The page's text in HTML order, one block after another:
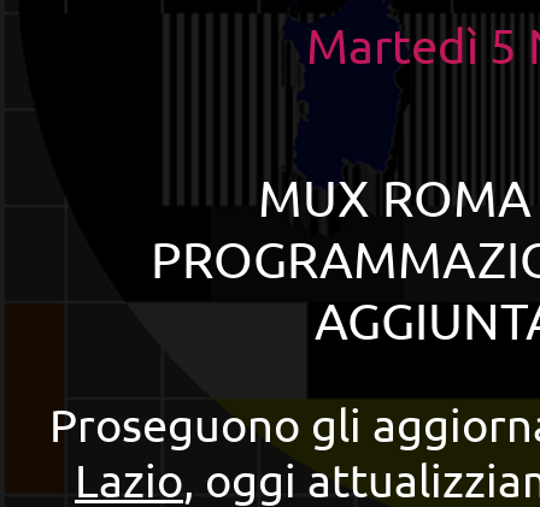
Martedì 5
MUX
Proseguono gli
Lazio, oggi